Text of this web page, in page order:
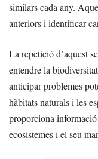
similars cada any.
anteriors i identificar
La repetició d’aquest
entendre la
anticipar problemes
hàbitats naturals i les
proporciona
ecosistemes i el seu